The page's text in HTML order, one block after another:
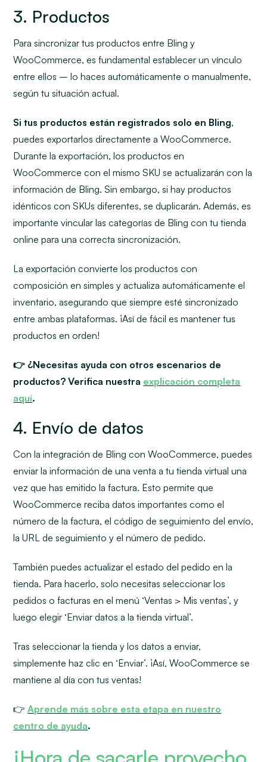
3. Productos
Para sincronizar tus productos entre Bling y
WooCommerce, es fundamental establecer un vínculo
entre ellos – lo haces automáticamente o manualmente,
según tu situación actual.
Si tus productos están registrados solo en Bling,
puedes exportarlos directamente a WooCommerce.
Durante la exportación, los productos en
WooCommerce con el mismo SKU se actualizarán con la
información de Bling. Sin embargo, si hay productos
idénticos con SKUs diferentes, se duplicarán. Además, es
importante vincular las categorías de Bling con tu tienda
online para una correcta sincronización.
La exportación convierte los productos con
composición en simples y actualiza automáticamente el
inventario, asegurando que siempre esté sincronizado
entre ambas plataformas. ¡Así de fácil es mantener tus
productos en orden!
👉 ¿Necesitas ayuda con otros escenarios de
productos? Verifica nuestra explicación completa
aquí.
4. Envío de datos
Con la integración de Bling con WooCommerce, puedes
enviar la información de una venta a tu tienda virtual una
vez que has emitido la factura. Esto permite que
WooCommerce reciba datos importantes como el
número de la factura, el código de seguimiento del envío,
la URL de seguimiento y el número de pedido.
También puedes actualizar el estado del pedido en la
tienda. Para hacerlo, solo necesitas seleccionar los
pedidos o facturas en el menú ‘Ventas > Mis ventas’, y
luego elegir ‘Enviar datos a la tienda virtual’.
Tras seleccionar la tienda y los datos a enviar,
simplemente haz clic en ‘Enviar’. ¡Así, WooCommerce se
mantiene al día con tus ventas!
👉Aprende más sobre esta etapa en nuestro
centro de ayuda.